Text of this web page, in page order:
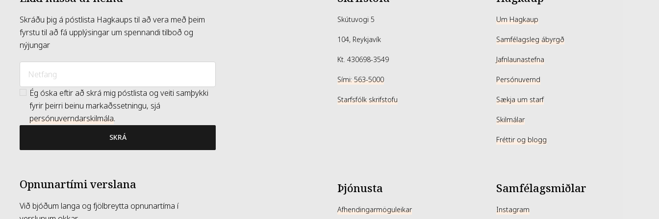
Skráðu þig á póstlista Hagkaups til að vera með þeim
fyrstu til að fá upplýsingar um spennandi tilboð og
nýjungar
Ég óska eftir að skrá mig póstlista og veiti samþykki
fyrir þeirri beinu markaðssetningu, sjá
persónuverndarskilmála.
SKRÁ
Opnunartími verslana
Við bjóðum langa og fjölbreytta opnunartíma í
Skútuvogi 5
104, Reykjavík
Kt. 430698-3549
Sími: 563-5000
Starfsfólk skrifstofu
Um Hagkaup
Samfélagsleg ábyrgð
Jafnlaunastefna
Persónuvernd
Sækja um starf
Skilmálar
Fréttir og blogg
Þjónusta
Afhendingarmöguleikar
Samfélagsmiðlar
Instagram